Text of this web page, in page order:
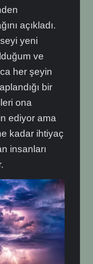
açıkladı.
yeni
ve
her şeyin
bir
ona
ediyor ama
kadar ihtiyaç
insanları